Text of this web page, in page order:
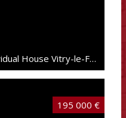
Individual House Vitry-le-François
195 000 €